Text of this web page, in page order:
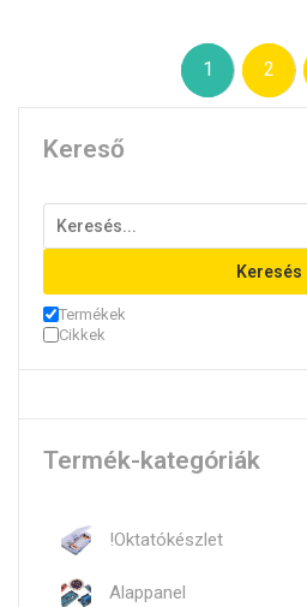
1 2
Kereső
Keresés
Termékek
Cikkek
Termék-kategóriák
!Oktatókészlet
Alappanel